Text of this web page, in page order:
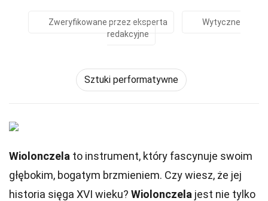
Zweryfikowane przez eksperta
Wytyczne
redakcyjne
Sztuki performatywne
Wiolonczela to instrument, który fascynuje swoim
głębokim, bogatym brzmieniem. Czy wiesz, że jej
historia sięga XVI wieku? Wiolonczela jest nie tylko